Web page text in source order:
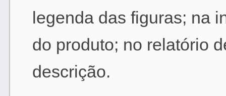
legenda das figuras; na
do produto; no relatório
descrição.